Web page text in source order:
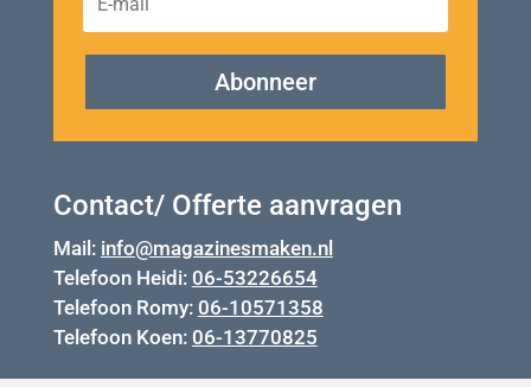
Abonneer
Contact/ Offerte aanvragen
Mail: info@magazinesmaken.nl
Telefoon Heidi: 06-53226654
Telefoon Romy: 06-10571358
Telefoon Koen: 06-13770825